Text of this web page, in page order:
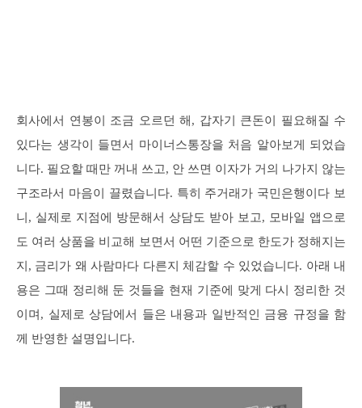
회사에서 연봉이 조금 오르던 해, 갑자기 큰돈이 필요해질 수
있다는 생각이 들면서 마이너스통장을 처음 알아보게 되었습
니다. 필요할 때만 꺼내 쓰고, 안 쓰면 이자가 거의 나가지 않는
구조라서 마음이 끌렸습니다. 특히 주거래가 국민은행이다 보
니, 실제로 지점에 방문해서 상담도 받아 보고, 모바일 앱으로
도 여러 상품을 비교해 보면서 어떤 기준으로 한도가 정해지는
지, 금리가 왜 사람마다 다른지 체감할 수 있었습니다. 아래 내
용은 그때 정리해 둔 것들을 현재 기준에 맞게 다시 정리한 것
이며, 실제로 상담에서 들은 내용과 일반적인 금융 규정을 함
께 반영한 설명입니다.